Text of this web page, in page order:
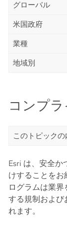
グローバル
米国政府
業種
地域別
コンプ
このトピックの
Esri は、安全か
けすることをお
ログラムは業
する規制および
れます。